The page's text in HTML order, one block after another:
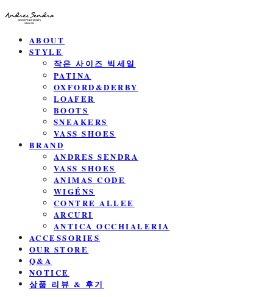
ABOUT
STYLE
작은 사이즈 빅세일
PATINA
OXFORD&DERBY
LOAFER
BOOTS
SNEAKERS
VASS SHOES
BRAND
ANDRES SENDRA
VASS SHOES
ANIMAS CODE
WIGÉNS
CONTRE ALLEE
ARCURI
ANTICA OCCHIALERIA
ACCESSORIES
OUR STORE
Q&A
NOTICE
상품 리뷰 & 후기